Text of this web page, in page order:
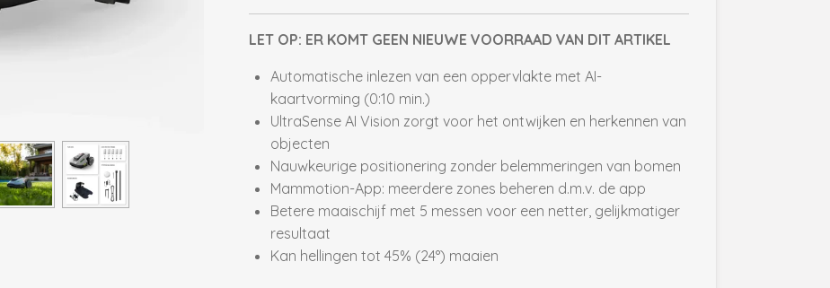
LET OP: ER KOMT GEEN NIEUWE VOORRAAD VAN DIT ARTIKEL
Automatische inlezen van een oppervlakte met AI-
kaartvorming (0:10 min.)
UltraSense AI Vision zorgt voor het ontwijken en herkennen van
objecten
Nauwkeurige positionering zonder belemmeringen van bomen
Mammotion-App: meerdere zones beheren d.m.v. de app
Betere maaischijf met 5 messen voor een netter, gelijkmatiger
resultaat
Kan hellingen tot 45% (24°) maaien